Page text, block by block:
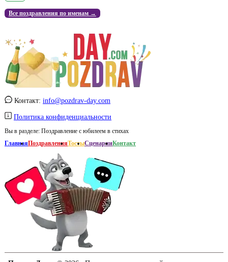
Все поздравления по именам →
Контакт: info@pozdrav-day.com
Политика конфиденциальности
Вы в разделе: Поздравление с юбилеем в стихах
ГлавнаяПоздравленияТостыСценарииКонтакт